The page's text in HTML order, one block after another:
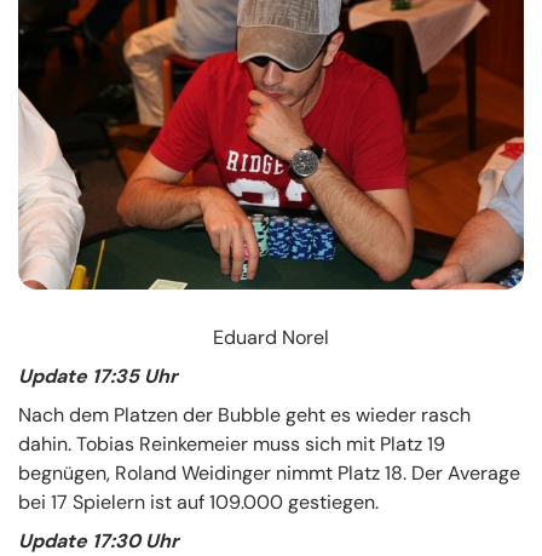
Eduard Norel
Update 17:35 Uhr
Nach dem Platzen der Bubble geht es wieder rasch
dahin. Tobias Reinkemeier muss sich mit Platz 19
begnügen, Roland Weidinger nimmt Platz 18. Der Average
bei 17 Spielern ist auf 109.000 gestiegen.
Update 17:30 Uhr